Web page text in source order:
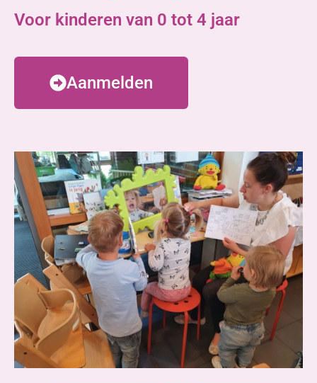
Voor kinderen van 0 tot 4 jaar
Aanmelden